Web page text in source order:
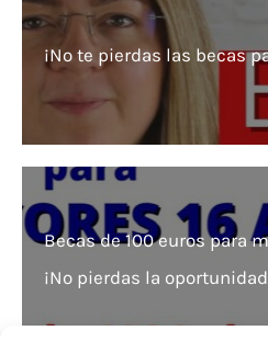
¡No te pierdas las becas
Becas de 100 euros para
¡No pierdas la